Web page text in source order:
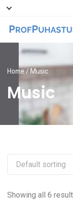
Home / Music
Music
Showing all 6